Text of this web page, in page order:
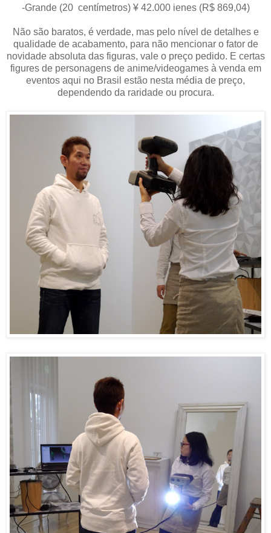
-Grande (20 centímetros) ¥ 42.000 ienes (R$ 869,04)
Não são baratos, é verdade, mas pelo nível de detalhes e
qualidade de acabamento, para não mencionar o fator de
novidade absoluta das figuras, vale o preço pedido. E certas
figures de personagens de anime/videogames à venda em
eventos aqui no Brasil estão nesta média de preço,
dependendo da raridade ou procura.